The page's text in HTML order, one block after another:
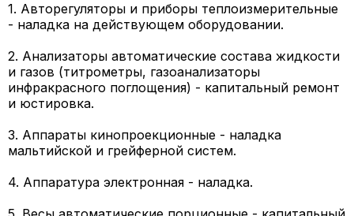
1. Авторегуляторы и приборы теплоизмерительные
- наладка на действующем оборудовании.
2. Анализаторы автоматические состава жидкости
и газов (титрометры, газоанализаторы
инфракрасного поглощения) - капитальный ремонт
и юстировка.
3. Аппараты кинопроекционные - наладка
мальтийской и грейферной систем.
4. Аппаратура электронная - наладка.